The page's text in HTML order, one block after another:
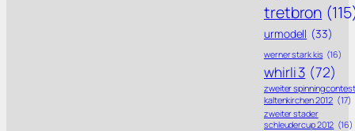
tretbron
urmodell (33)
werner stark kis (16)
whirli 3 (72)
zweiter spinning contest
kaltenkirchen 2012 (17)
zweiter stader
schleudercup 2012 (16)